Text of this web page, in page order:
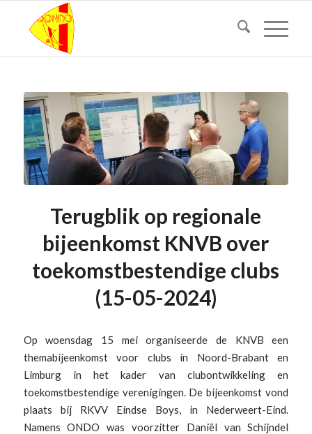
Terugblik op regionale
bijeenkomst KNVB over
toekomstbestendige clubs
(15-05-2024)
Op woensdag 15 mei organiseerde de KNVB een
themabijeenkomst voor clubs in Noord-Brabant en
Limburg in het kader van clubontwikkeling en
toekomstbestendige verenigingen. De bijeenkomst vond
plaats bij RKVV Eindse Boys, in Nederweert-Eind.
Namens ONDO was voorzitter Daniël van Schijndel